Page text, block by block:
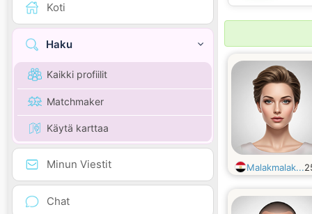
Koti
Haku
Kaikki profiilit
Matchmaker
Käytä karttaa
Minun Viestit
Chat
Malakmalak...